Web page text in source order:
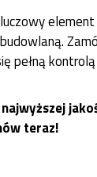
pełną
teraz!